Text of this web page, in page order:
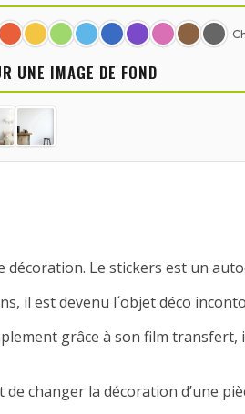
UNE IMAGE DE FOND
décoration. Le stickers est un
il est devenu l´objet déco
grâce à son film
changer la décoration d’une